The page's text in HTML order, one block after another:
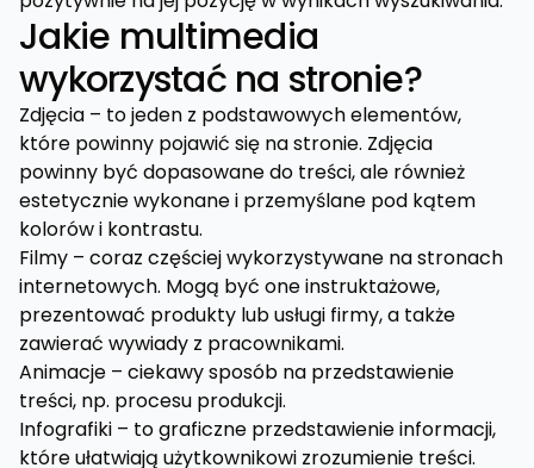
Jakie multimedia
wykorzystać na stronie?
Zdjęcia – to jeden z podstawowych elementów,
które powinny pojawić się na stronie. Zdjęcia
powinny być dopasowane do treści, ale również
estetycznie wykonane i przemyślane pod kątem
kolorów i kontrastu.
Filmy – coraz częściej wykorzystywane na stronach
internetowych. Mogą być one instruktażowe,
prezentować produkty lub usługi firmy, a także
zawierać wywiady z pracownikami.
Animacje – ciekawy sposób na przedstawienie
treści, np. procesu produkcji.
Infografiki – to graficzne przedstawienie informacji,
które ułatwiają użytkownikowi zrozumienie treści.